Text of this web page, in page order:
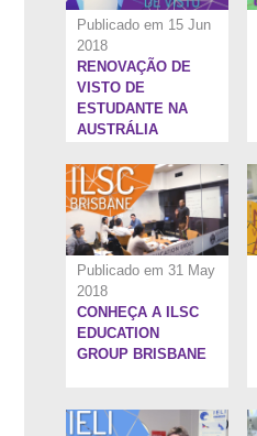
Publicado em 15 Jun
2018
RENOVAÇÃO DE
VISTO DE
ESTUDANTE NA
AUSTRÁLIA
Publicado em 31 May
2018
CONHEÇA A ILSC
EDUCATION
GROUP BRISBANE